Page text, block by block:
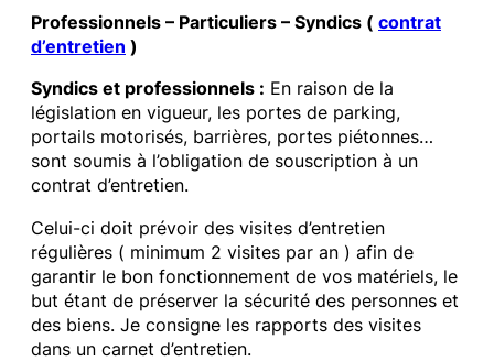
Professionnels – Particuliers – Syndics ( contrat
d’entretien )
Syndics et professionnels : En raison de la
législation en vigueur, les portes de parking,
portails motorisés, barrières, portes piétonnes…
sont soumis à l’obligation de souscription à un
contrat d’entretien.
Celui-ci doit prévoir des visites d’entretien
régulières ( minimum 2 visites par an ) afin de
garantir le bon fonctionnement de vos matériels, le
but étant de préserver la sécurité des personnes et
des biens. Je consigne les rapports des visites
dans un carnet d’entretien.